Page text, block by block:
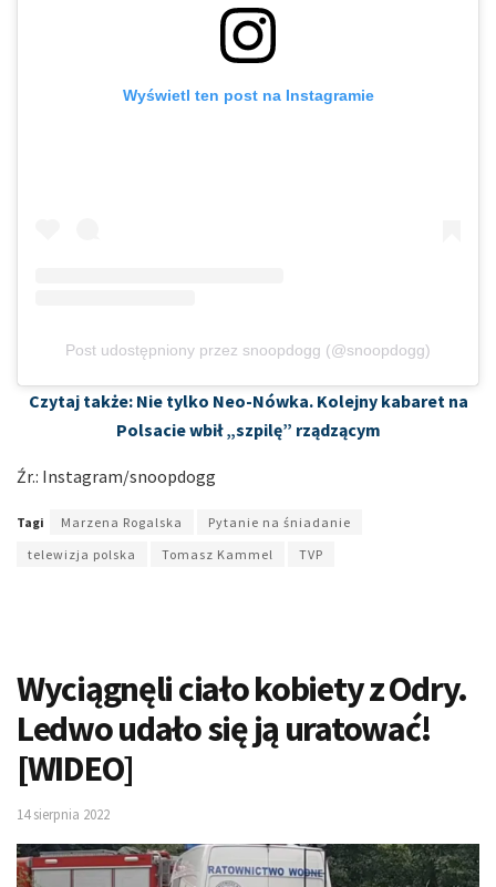
Wyświetl ten post na Instagramie
Post udostępniony przez snoopdogg (@snoopdogg)
Czytaj także: Nie tylko Neo-Nówka. Kolejny kabaret na
Polsacie wbił „szpilę” rządzącym
Źr.: Instagram/snoopdogg
Tagi Marzena Rogalska
Pytanie na śniadanie
telewizja polska
Tomasz Kammel TVP
Wyciągnęli ciało kobiety z Odry.
Ledwo udało się ją uratować!
[WIDEO]
14 sierpnia 2022